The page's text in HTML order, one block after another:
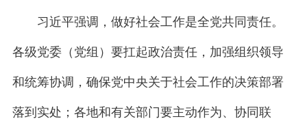
习近平强调，做好社会工作是全党共同责任。
各级党委（党组）要扛起政治责任，加强组织领导
和统筹协调，确保党中央关于社会工作的决策部署
落到实处；各地和有关部门要主动作为、协同联